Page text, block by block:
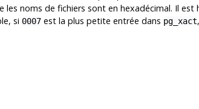
noms de fichiers sont en hexadécimal. Il
si 0007 est la plus petite entrée dans pg_xact,